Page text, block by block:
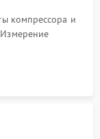
Подробнее →
компрессора и
термостата и
дисплея.